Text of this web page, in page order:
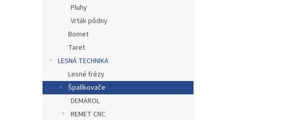
Pluhy
Vrták pôdny
Bomet
Taret
LESNÁ TECHNIKA
Lesné frézy
Špalíkovače
DEMAROL
REMET CNC